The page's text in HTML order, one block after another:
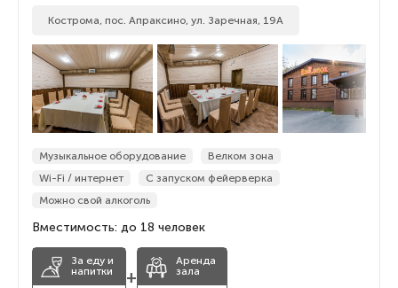
По новизне
По новизне
Кострома, пос. Апраксино, ул. Заречная, 19А
Музыкальное оборудование
Велком зона
Wi-Fi / интернет
С запуском фейерверка
Можно свой алкоголь
Вместимость: до 18 человек
За еду и
напитки
+
Аренда
зала